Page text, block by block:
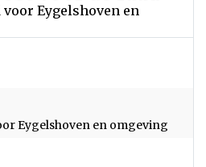
Eygelshoven en
Eygelshoven en omgeving